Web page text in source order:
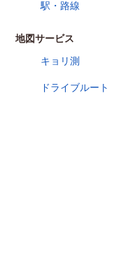
駅・路線
地図サービス
キョリ測
ドライブルート